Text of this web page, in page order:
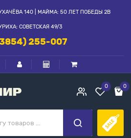
140 | МАЙМА: 50 ЛЕТ ПОБЕДЫ 2В
СОВЕТСКАЯ 49/3
255-007
0 0